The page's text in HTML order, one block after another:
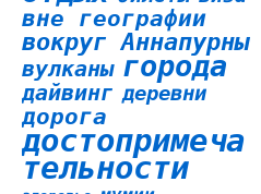
вне географии
вокруг Аннапурны
вулканы города
дайвинг деревни
дорога
достопримеча
тельности